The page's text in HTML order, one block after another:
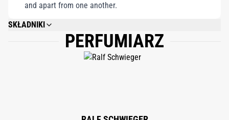
and apart from one another.
SKŁADNIKI
ALCOHOL DENAT., WATER\AQUA\EAU, FRAGRANCE (PARFUM), ALPHA-
ISOMETHYL IONONE, HYDROXYCITRONELLAL, GERANIOL, CITRONELLOL,
COUMARIN, CINNAMYL ALCOHOL, BENZYL BENZOATE, LINALOOL, CITRIC
PERFUMIARZ